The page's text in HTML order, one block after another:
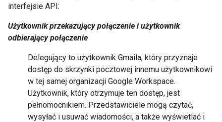
interfejsie API:
Użytkownik przekazujący połączenie i użytkownik
odbierający połączenie
Delegujący to użytkownik Gmaila, który przyznaje
dostęp do skrzynki pocztowej innemu użytkownikowi
w tej samej organizacji Google Workspace.
Użytkownik, który otrzymuje ten dostęp, jest
pełnomocnikiem. Przedstawiciele mogą czytać,
wysyłać i usuwać wiadomości, a także wyświetlać i